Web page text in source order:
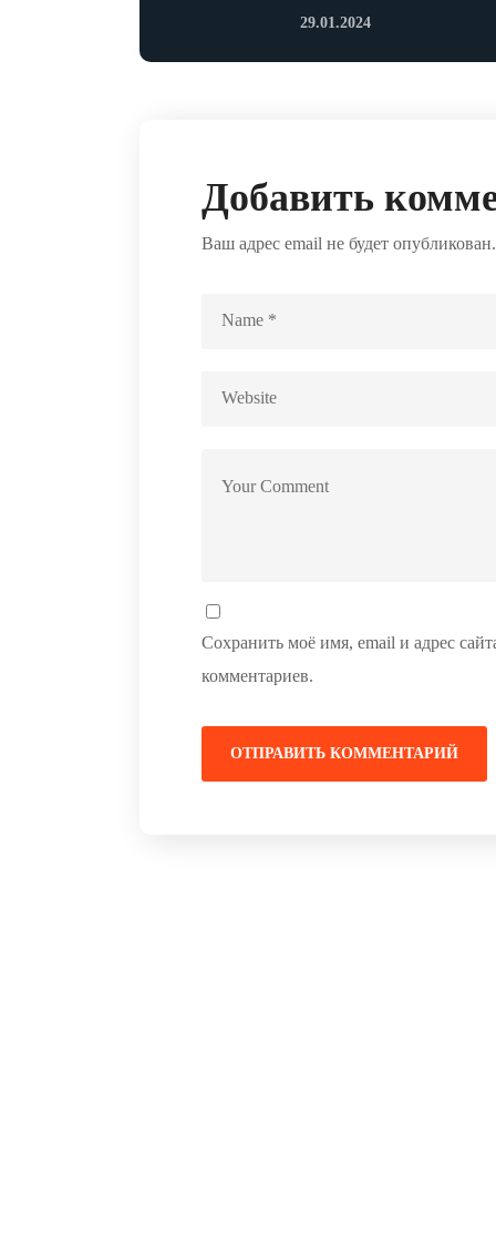
29.01.2024
Добавить
Ваш адрес email не будет опубликован.
Сохранить моё имя, email и адрес
комментариев.